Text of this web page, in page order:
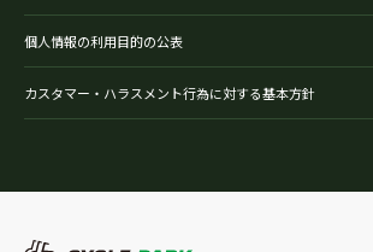
個人情報の利用目的の公表
カスタマー・ハラスメント行為に対する基本方針